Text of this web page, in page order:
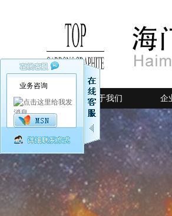
网站首页 关于我们 企
业务咨询